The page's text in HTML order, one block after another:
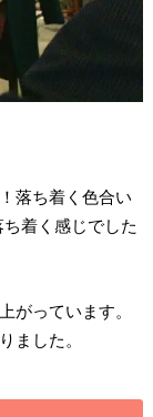
落ち着く色合い
着く感じでした
がっています。
ました。